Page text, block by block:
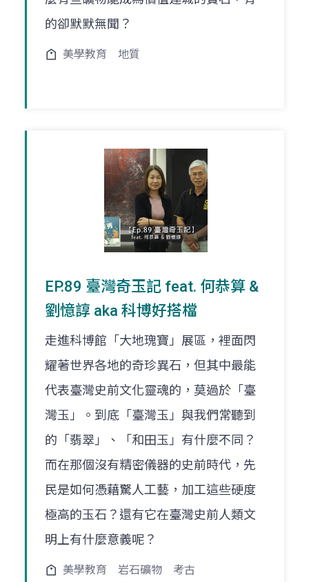
的卻默默無聞？
美學教育 地質
EP.89 臺灣奇玉記 feat. 何恭算 &
劉憶諄 aka 科博好搭檔
走進科博館「大地瑰寶」展區，裡面閃
耀著世界各地的奇珍異石，但其中最能
代表臺灣史前文化靈魂的，莫過於「臺
灣玉」。到底「臺灣玉」與我們常聽到
的「翡翠」、「和田玉」有什麼不同？
而在那個沒有精密儀器的史前時代，先
民是如何憑藉驚人工藝，加工這些硬度
極高的玉石？還有它在臺灣史前人類文
明上有什麼意義呢？
美學教育 岩石礦物 考古